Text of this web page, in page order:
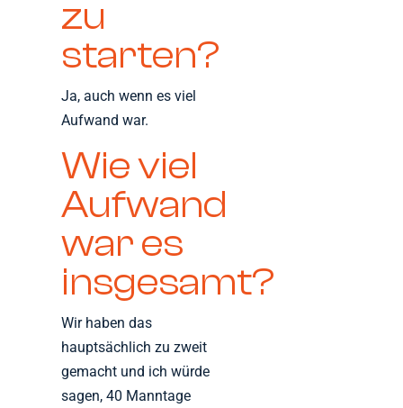
zu
starten?
Ja, auch wenn es viel
Aufwand war.
Wie viel
Aufwand
war es
insgesamt?
Wir haben das
hauptsächlich zu zweit
gemacht und ich würde
sagen, 40 Manntage